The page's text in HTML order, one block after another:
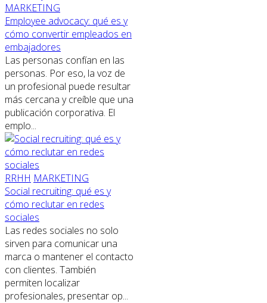
MARKETING
Employee advocacy: qué es y
cómo convertir empleados en
embajadores
Las personas confían en las
personas. Por eso, la voz de
un profesional puede resultar
más cercana y creíble que una
publicación corporativa. El
emplo...
RRHH MARKETING
Social recruiting: qué es y
cómo reclutar en redes
sociales
Las redes sociales no solo
sirven para comunicar una
marca o mantener el contacto
con clientes. También
permiten localizar
profesionales, presentar op...